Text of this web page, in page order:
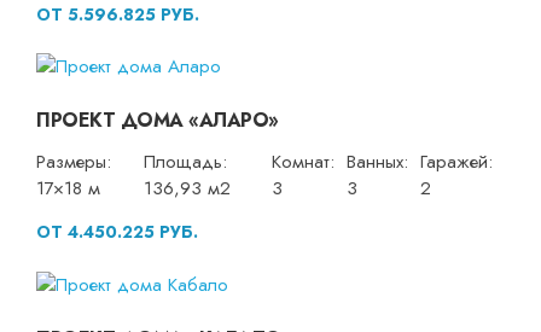
ОТ 5.596.825 РУБ.
ПРОЕКТ ДОМА «АЛАРО»
Размеры:
17×18 м
Площадь:
136,93 м2
Комнат:
3
Ванных:
3
Гаражей:
2
ОТ 4.450.225 РУБ.